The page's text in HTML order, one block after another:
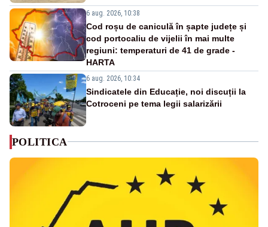
6 aug. 2026, 10:38
Cod roșu de caniculă în șapte județe și
cod portocaliu de vijelii în mai multe
regiuni: temperaturi de 41 de grade -
HARTA
6 aug. 2026, 10:34
Sindicatele din Educație, noi discuții la
Cotroceni pe tema legii salarizării
POLITICA